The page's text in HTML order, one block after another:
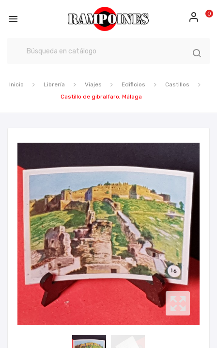
 0
Inicio Librería Viajes Edificios
Castillos
Castillo de gibralfaro, Málaga